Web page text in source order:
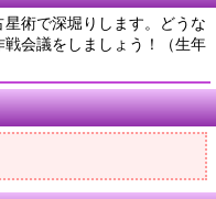
術で深堀りします。どうな
会議をしましょう！（生年